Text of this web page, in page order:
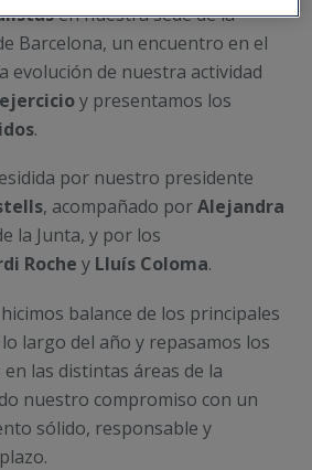
en nuestra sede de la
Barcelona, un encuentro en el
evolución de nuestra actividad
y presentamos los
.
por nuestro presidente
, acompañado porAlejandra
la Junta, y por los
Roche y Lluís Coloma.
balance de los principales
largo del año y repasamos los
las distintas áreas de la
nuestro compromiso con un
sólido, responsable y